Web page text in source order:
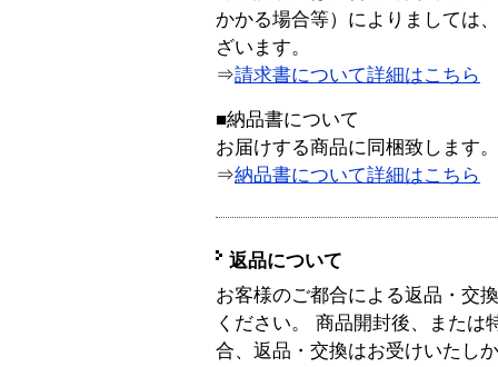
かかる場合等）によりましては
ざいます。
⇒請求書について詳細はこちら
■納品書について
お届けする商品に同梱致します。
⇒納品書について詳細はこちら
返品について
お客様のご都合による返品・交
ください。 商品開封後、または
合、返品・交換はお受けいたし